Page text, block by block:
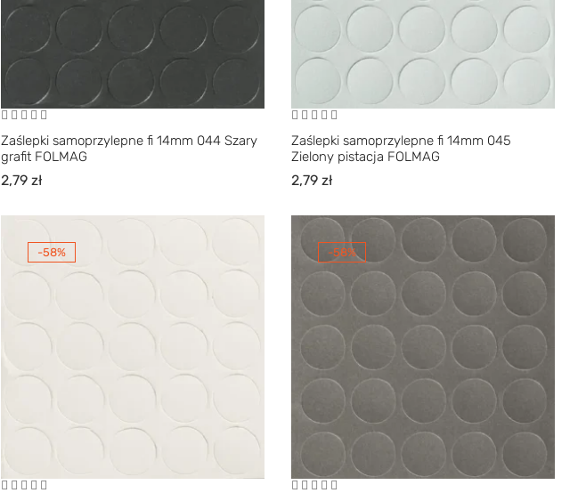
Zaślepki samoprzylepne fi 14mm 044 Szary
grafit FOLMAG
2,79 zł
Zaślepki samoprzylepne fi 14mm 045
Zielony pistacja FOLMAG
2,79 zł
-58% -58%